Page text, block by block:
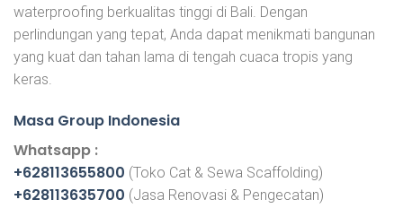
waterproofing berkualitas tinggi di Bali. Dengan
perlindungan yang tepat, Anda dapat menikmati bangunan
yang kuat dan tahan lama di tengah cuaca tropis yang
keras.
Masa Group Indonesia
Whatsapp :
+628113655800 (Toko Cat & Sewa Scaffolding)
+628113635700 (Jasa Renovasi & Pengecatan)